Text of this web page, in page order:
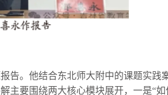
告。他结合东北师大附中的课题实践
主要围绕两大核心模块展开，一是“